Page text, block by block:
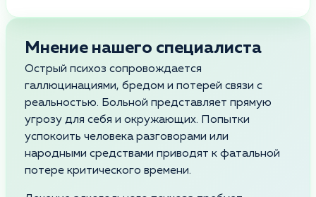
Мнение нашего специалиста
Острый психоз сопровождается
галлюцинациями, бредом и потерей связи с
реальностью. Больной представляет прямую
угрозу для себя и окружающих. Попытки
успокоить человека разговорами или
народными средствами приводят к фатальной
потере критического времени.